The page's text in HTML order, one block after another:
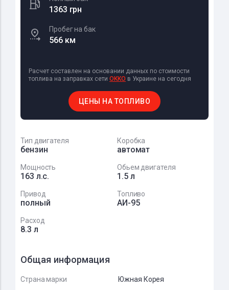
1363 грн
Пробег на бак
566 км
Расчет составлен на основании данных по стоимости
топлива на заправках сети OKKO в Украине на сегодня
ЦЕНЫ НА ТОПЛИВО
Тип двигателя
бензин
Коробка
автомат
Мощность
163 л.с.
Обьем двигателя
1.5 л
Привод
полный
Топливо
АИ-95
Расход
8.3 л
Общая информация
Страна марки
Южная Корея